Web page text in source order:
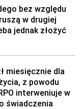
bez względu
w drugiej
jednak złożyć
miesięcznie dla
z powodu
interweniuje w
świadczenia